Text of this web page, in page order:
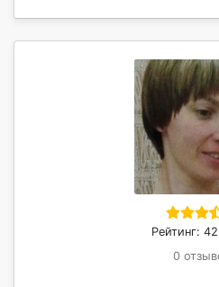
Рейтинг:
0